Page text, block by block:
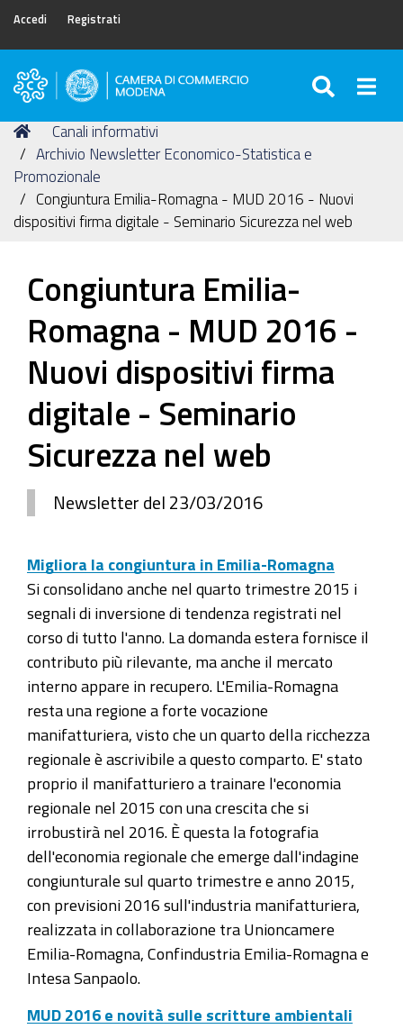
Accedi Registrati
Camera
Commercio
di
Modena
Tu
sei
qui:
Home
Canali informativi
Archivio Newsletter Economico-Statistica e
Promozionale
Congiuntura Emilia-Romagna - MUD 2016 - Nuovi
dispositivi firma digitale - Seminario Sicurezza nel web
Congiuntura Emilia-
Romagna - MUD 2016 -
Nuovi dispositivi firma
digitale - Seminario
Sicurezza nel web
Newsletter del 23/03/2016
Migliora la congiuntura in Emilia-Romagna
Si consolidano anche nel quarto trimestre 2015 i
segnali di inversione di tendenza registrati nel
corso di tutto l'anno. La domanda estera fornisce il
contributo più rilevante, ma anche il mercato
interno appare in recupero. L'Emilia-Romagna
resta una regione a forte vocazione
manifatturiera, visto che un quarto della ricchezza
regionale è ascrivibile a questo comparto. E' stato
proprio il manifatturiero a trainare l'economia
regionale nel 2015 con una crescita che si
irrobustirà nel 2016. È questa la fotografia
dell'economia regionale che emerge dall'indagine
congiunturale sul quarto trimestre e anno 2015,
con previsioni 2016 sull'industria manifatturiera,
realizzata in collaborazione tra Unioncamere
Emilia-Romagna, Confindustria Emilia-Romagna e
Intesa Sanpaolo.
MUD 2016 e novità sulle scritture ambientali